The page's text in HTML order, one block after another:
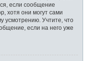
если сообщение
хотя они могут сами
усмотрению. Учтите, что
если на него уже